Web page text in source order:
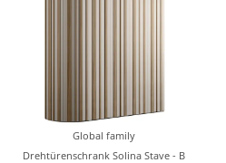
Global family
Drehtürenschrank Solina Stave - B